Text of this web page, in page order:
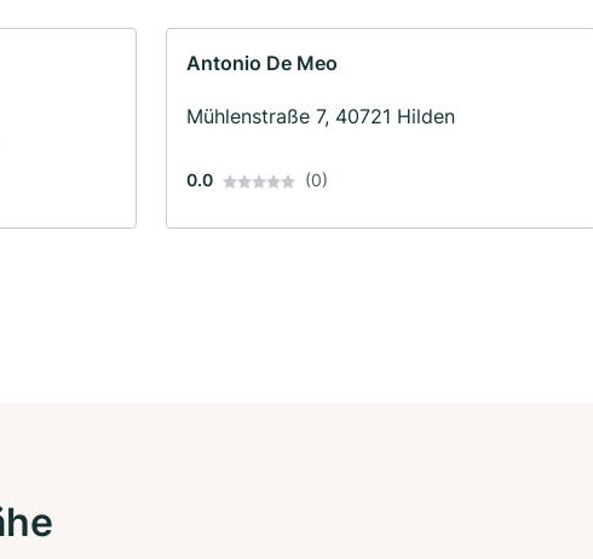
Antonio De Meo
Mühlenstraße 7, 40721 Hilden
0.0 (0)